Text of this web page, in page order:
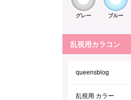
グレー ブルー
乱視用カラコン
queensblog
乱視用 カラー